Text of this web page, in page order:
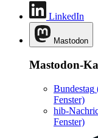
LinkedIn
Mastodon
Mastodon-
Bundestag
Fenster)
hib-
Fenster)